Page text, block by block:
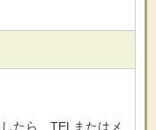
たら、TELまたはメ